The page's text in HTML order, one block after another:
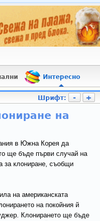
Интересно
Шрифт: - +
на
в Южна Корея да
ще бъде първи случай на
за клониране, съобщи
на американската
на покойния й
Клонирането ще бъде